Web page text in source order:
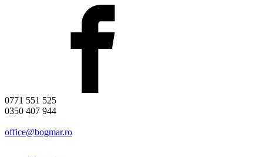
0771 551 525
0350 407 944
office@bogmar.ro